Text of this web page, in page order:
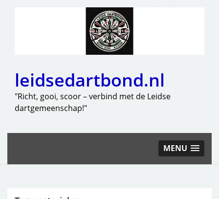
leidsedartbond.nl
"Richt, gooi, scoor – verbind met de Leidse
dartgemeenschap!"
MENU